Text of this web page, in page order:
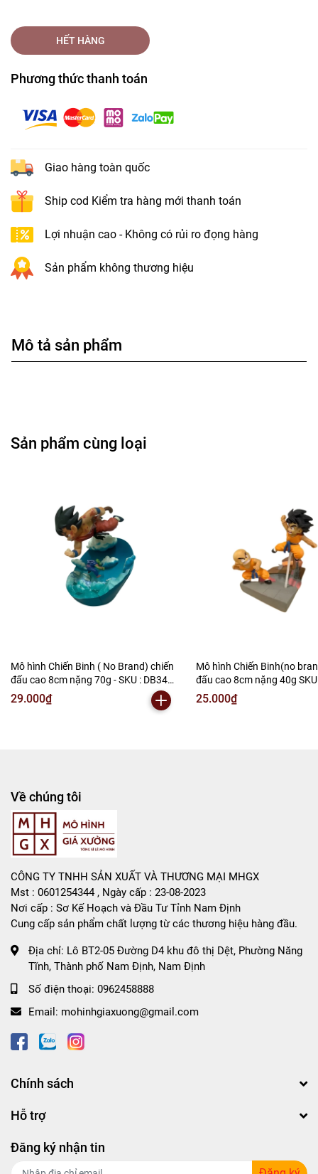
HẾT HÀNG
Phương thức thanh toán
Giao hàng toàn quốc
Ship cod Kiểm tra hàng mới thanh toán
Lợi nhuận cao - Không có rủi ro đọng hàng
Sản phẩm không thương hiệu
Mô tả sản phẩm
Sản phẩm cùng loại
Mô hình Chiến Binh ( No Brand) chiến
đấu cao 8cm nặng 70g - SKU : DB340
( VAT : MH001-02 ) - N2-B1-S5
29.000₫
Mô hình Chiến Binh(no
đấu cao 8cm nặng 40g
VAT : MH001-02 ) K150-T2-
25.000₫
Về chúng tôi
CÔNG TY TNHH SẢN XUẤT VÀ THƯƠNG MẠI MHGX
Mst : 0601254344 , Ngày cấp : 23-08-2023
Nơi cấp : Sơ Kế Hoạch và Đầu Tư Tỉnh Nam Định
Cung cấp sản phẩm chất lượng từ các thương hiệu hàng đầu.
Địa chỉ: Lô BT2-05 Đường D4 khu đô thị Dệt, Phường Năng
Tĩnh, Thành phố Nam Định, Nam Định
Số điện thoại: 0962458888
Email: mohinhgiaxuong@gmail.com
Chính sách
Hỗ trợ
Đăng ký nhận tin